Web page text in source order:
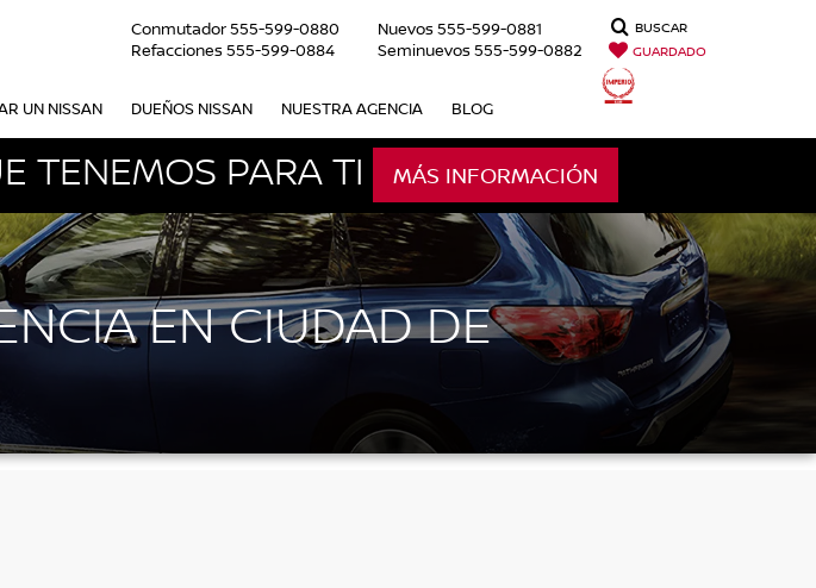
Conmutador555-599-0880
Refacciones555-599-0884
Nuevos555-599-0881
Seminuevos555-599-0882
BUSCAR
GUARDADO
UN NISSAN DUEÑOS NISSAN NUESTRA AGENCIA BLOG
TENEMOS PARA TI MÁS INFORMACIÓN
EN CIUDAD DE